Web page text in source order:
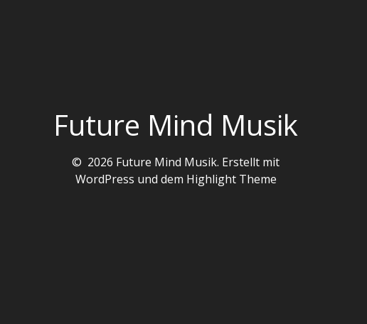
Future Mind Musik
© 2026 Future Mind Musik. Erstellt mit
WordPress und dem Highlight Theme